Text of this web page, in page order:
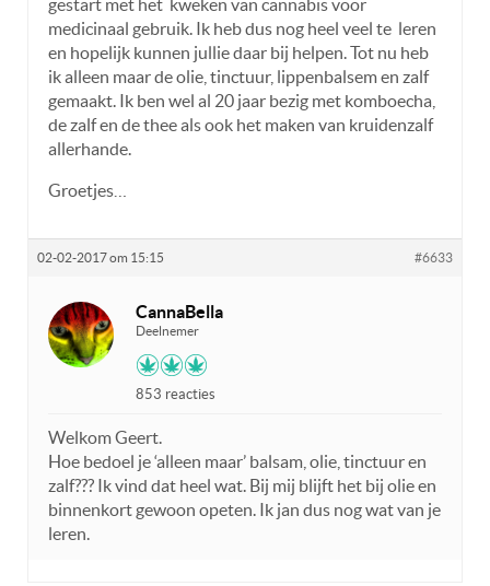
gestart met het kweken van cannabis voor
medicinaal gebruik. Ik heb dus nog heel veel te leren
en hopelijk kunnen jullie daar bij helpen. Tot nu heb
ik alleen maar de olie, tinctuur, lippenbalsem en zalf
gemaakt. Ik ben wel al 20 jaar bezig met komboecha,
de zalf en de thee als ook het maken van kruidenzalf
allerhande.
Groetjes…
02-02-2017 om 15:15 #6633
CannaBella
Deelnemer
853 reacties
Welkom Geert.
Hoe bedoel je ‘alleen maar’ balsam, olie, tinctuur en
zalf??? Ik vind dat heel wat. Bij mij blijft het bij olie en
binnenkort gewoon opeten. Ik jan dus nog wat van je
leren.